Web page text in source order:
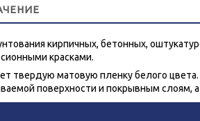
кирпичных, бетонных,
красками.
твердую матовую пленку белого
поверхности и покрывным слоям,